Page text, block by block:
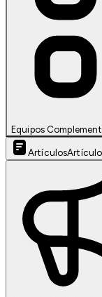
Equipos
Artículos